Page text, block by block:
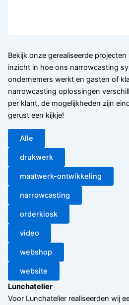
Bekijk onze gerealiseerde
inzicht in hoe ons narrowcasting
ondernemers werkt en gasten of
narrowcasting oplossingen
per klant, de mogelijkheden zijn
gerust een kijkje!
Alle
drukwerk
maatwerk-ontwikkeling
narrowcasting
orderkiosk
video
webshop
website
Lunchatelier
Voor Lunchatelier realiseerden wij